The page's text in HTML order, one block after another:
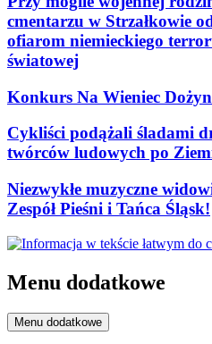
cmentarzu w Strzałkowie
ofiarom niemieckiego
światowej
Konkurs Na Wieniec
Cykliści podążali śladami
twórców ludowych po
Niezwykłe muzyczne
Zespół Pieśni i Tańca Śląsk!
Menu dodatkowe
Menu dodatkowe